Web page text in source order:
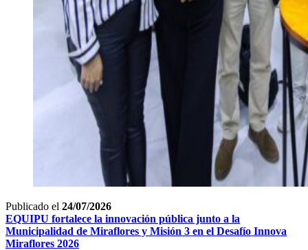
Publicado el 24/07/2026
EQUIPU fortalece la innovación pública junto a la
Municipalidad de Miraflores y Misión 3 en el Desafío Innova
Miraflores 2026